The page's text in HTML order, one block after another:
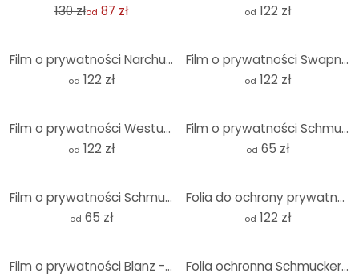
130 złod 87 zł od 122 zł
Film o prywatności Narchuk - Dwa podróżujące żółwie - Panorama
od 122 zł
Film o prywatności Swapnila - Time out
od 122 zł
Film o prywatności Westum - Delikatne kwiaty - Panorama
od 122 zł
Film o prywatności Schmucker - Puść
od 65 zł
Film o prywatności Schmucker - Dotyk
od 65 zł
Folia do ochrony prywatności Leffler - nasiona kwiatów
od 122 zł
Film o prywatności Blanz - Kościół wiejski Folia ochronna Schmucker - niebiesko-pomarańczowa